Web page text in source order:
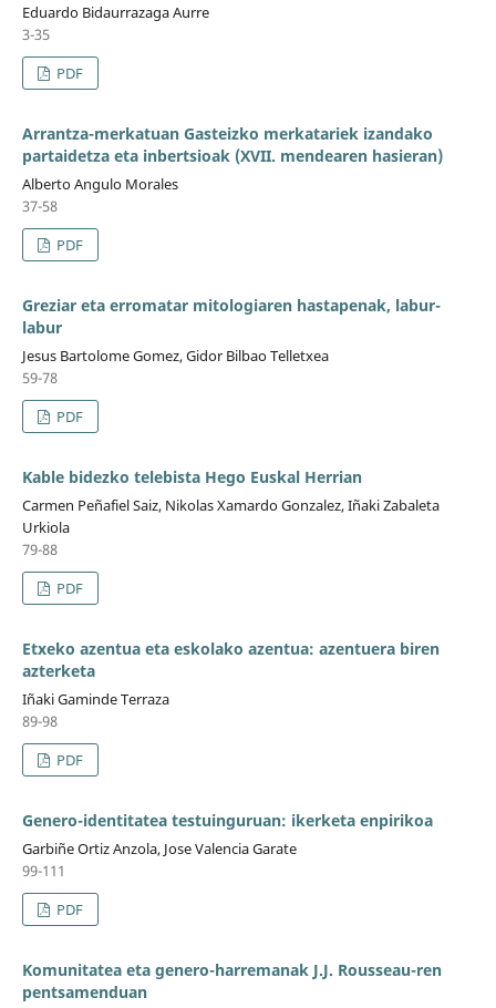
Eduardo Bidaurrazaga Aurre
3-35
PDF
Arrantza-merkatuan Gasteizko merkatariek izandako
partaidetza eta inbertsioak (XVII. mendearen hasieran)
Alberto Angulo Morales
37-58
PDF
Greziar eta erromatar mitologiaren hastapenak, labur-
labur
Jesus Bartolome Gomez, Gidor Bilbao Telletxea
59-78
PDF
Kable bidezko telebista Hego Euskal Herrian
Carmen Peñafiel Saiz, Nikolas Xamardo Gonzalez, Iñaki Zabaleta
Urkiola
79-88
PDF
Etxeko azentua eta eskolako azentua: azentuera biren
azterketa
Iñaki Gaminde Terraza
89-98
PDF
Genero-identitatea testuinguruan: ikerketa enpirikoa
Garbiñe Ortiz Anzola, Jose Valencia Garate
99-111
PDF
Komunitatea eta genero-harremanak J.J. Rousseau-ren
pentsamenduan